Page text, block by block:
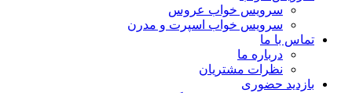
سرویس خواب عروس
سرویس خواب اسپرت و مدرن
تماس با ما
درباره ما
نظرات مشتریان
بازدید حضوری